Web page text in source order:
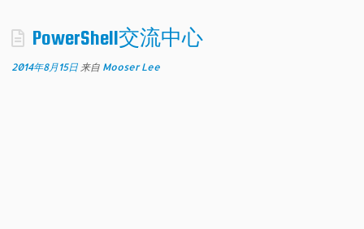
PowerShell交流中心
2014年8月15日 来自 Mooser Lee